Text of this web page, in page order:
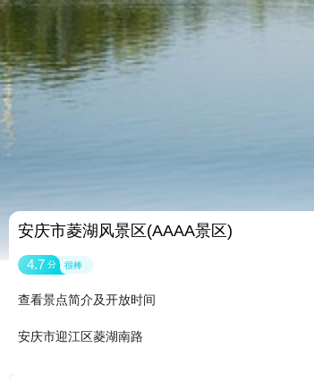
安庆市菱湖风景区(AAAA景区)
4.7 分 很棒
查看景点简介及开放时间
安庆市迎江区菱湖南路